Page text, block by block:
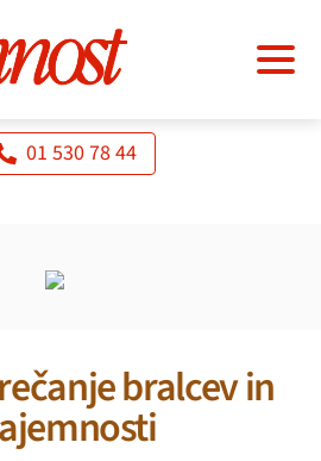
01 530 78 44
bralcev in